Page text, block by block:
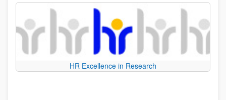
HR Excellence in Research